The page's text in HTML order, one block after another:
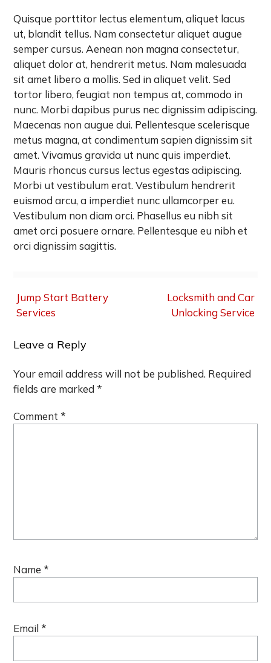
Quisque porttitor lectus elementum, aliquet lacus
ut, blandit tellus. Nam consectetur aliquet augue
semper cursus. Aenean non magna consectetur,
aliquet dolor at, hendrerit metus. Nam malesuada
sit amet libero a mollis. Sed in aliquet velit. Sed
tortor libero, feugiat non tempus at, commodo in
nunc. Morbi dapibus purus nec dignissim adipiscing.
Maecenas non augue dui. Pellentesque scelerisque
metus magna, at condimentum sapien dignissim sit
amet. Vivamus gravida ut nunc quis imperdiet.
Mauris rhoncus cursus lectus egestas adipiscing.
Morbi ut vestibulum erat. Vestibulum hendrerit
euismod arcu, a imperdiet nunc ullamcorper eu.
Vestibulum non diam orci. Phasellus eu nibh sit
amet orci posuere ornare. Pellentesque eu nibh et
orci dignissim sagittis.
navigation
Jump Start Battery
Services
Locksmith and Car
Unlocking Service
Leave a Reply
Your email address will not be published. Required
fields are marked *
Comment *
Name *
Email *